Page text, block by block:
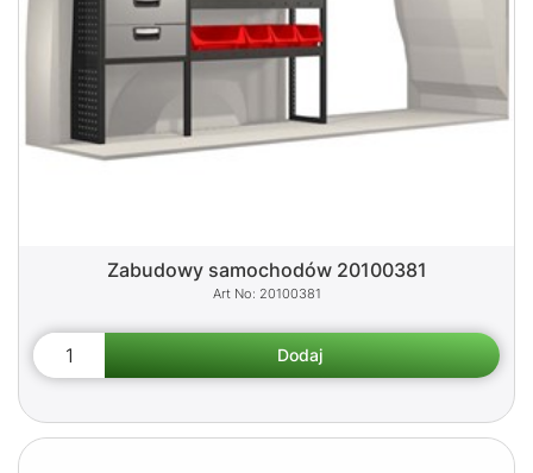
Zabudowy samochodów 20100381
20100381